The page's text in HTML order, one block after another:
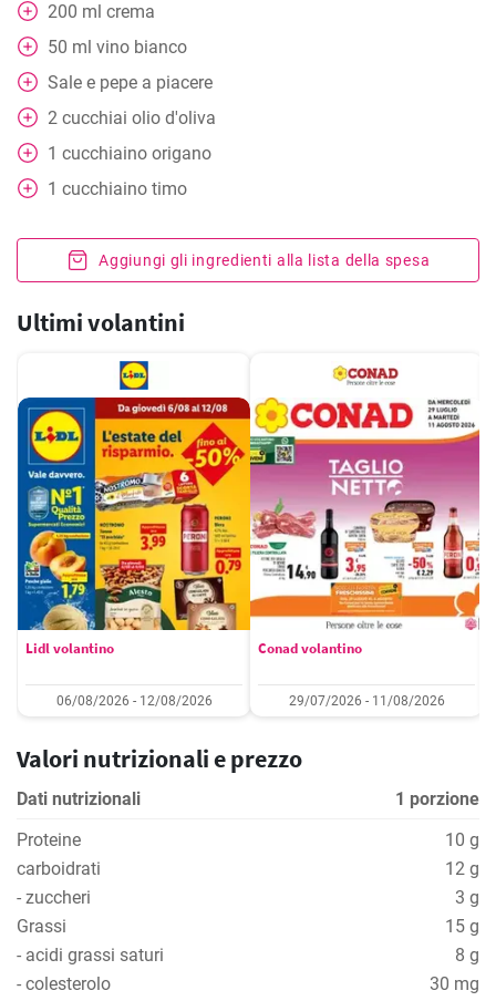
200 ml crema
50 ml vino bianco
Sale e pepe a piacere
2 cucchiai olio d'oliva
1 cucchiaino origano
1 cucchiaino timo
Aggiungi gli ingredienti alla lista della spesa
Ultimi volantini
Lidl volantino
06/08/2026 - 12/08/2026
Conad volantino
29/07/2026 - 11/08/2026
Valori nutrizionali e prezzo
Dati nutrizionali
1 porzione
Proteine
10 g
carboidrati
12 g
- zuccheri
3 g
Grassi
15 g
- acidi grassi saturi
8 g
- colesterolo
30 mg